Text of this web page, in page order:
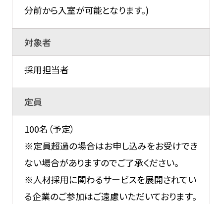
分前から入室が可能となります。)
対象者
採用担当者
定員
100名（予定）
※定員超過の場合はお申し込みをお受けでき
ない場合がありますのでご了承ください。
※人材採用に関わるサービスを展開されてい
る企業のご参加はご遠慮いただいております。